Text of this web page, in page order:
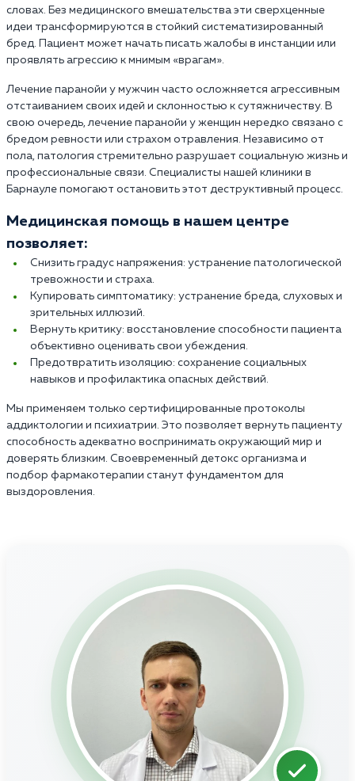
словах. Без медицинского вмешательства эти сверхценные
идеи трансформируются в стойкий систематизированный
бред. Пациент может начать писать жалобы в инстанции или
проявлять агрессию к мнимым «врагам».
Лечение паранойи у мужчин часто осложняется агрессивным
отстаиванием своих идей и склонностью к сутяжничеству. В
свою очередь, лечение паранойи у женщин нередко связано с
бредом ревности или страхом отравления. Независимо от
пола, патология стремительно разрушает социальную жизнь и
профессиональные связи. Специалисты нашей клиники в
Барнауле помогают остановить этот деструктивный процесс.
Медицинская помощь в нашем центре
позволяет:
Снизить градус напряжения: устранение патологической
тревожности и страха.
Купировать симптоматику: устранение бреда, слуховых и
зрительных иллюзий.
Вернуть критику: восстановление способности пациента
объективно оценивать свои убеждения.
Предотвратить изоляцию: сохранение социальных
навыков и профилактика опасных действий.
Мы применяем только сертифицированные протоколы
аддиктологии и психиатрии. Это позволяет вернуть пациенту
способность адекватно воспринимать окружающий мир и
доверять близким. Своевременный детокс организма и
подбор фармакотерапии станут фундаментом для
выздоровления.